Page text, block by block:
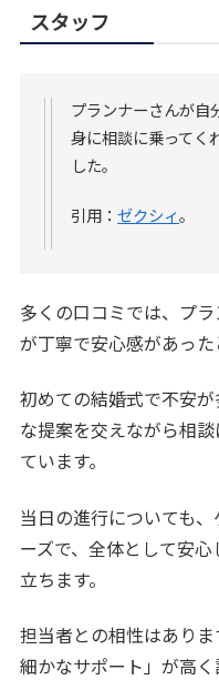
スタッフ
プランナーさんが自
身に相談に乗ってく
した。
引用：ゼクシィ。
多くの口コミでは、プ
が丁寧で安心感があった
初めての結婚式で不安
な提案を交えながら相
ています。
当日の進行についても
ーズで、全体として安
立ちます。
担当者との相性はあり
細かなサポート」が高